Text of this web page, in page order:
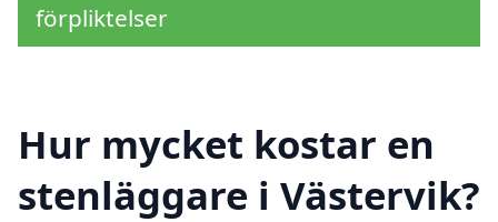
förpliktelser
Hur mycket kostar en
stenläggare i Västervik?